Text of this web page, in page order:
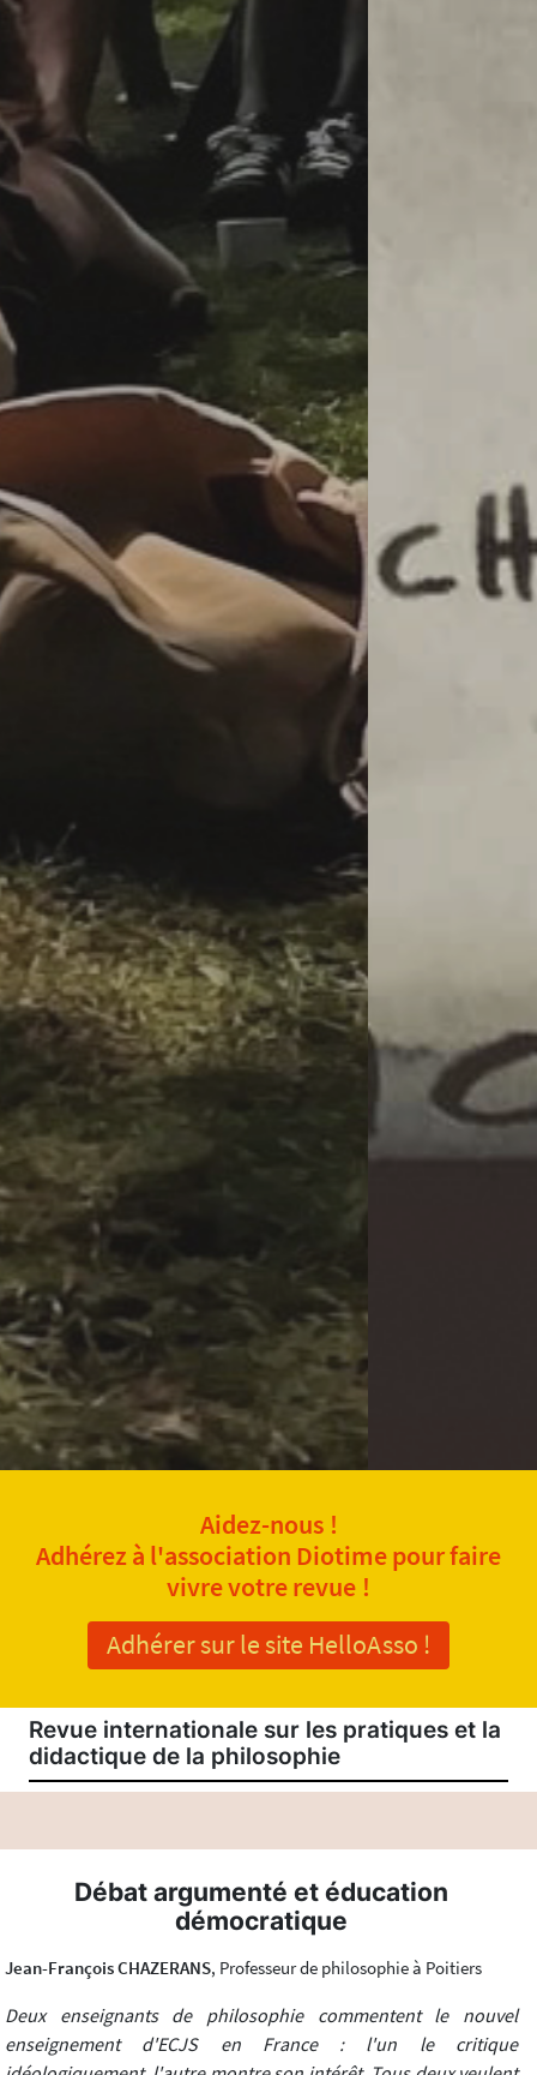
Aidez-nous !
Adhérez à l'association Diotime pour faire
vivre votre revue !
Adhérer sur le site HelloAsso !
Revue internationale sur les pratiques et la
didactique de la philosophie
Débat argumenté et éducation
démocratique
Jean-François CHAZERANS, Professeur de philosophie à Poitiers
Deux enseignants de philosophie commentent le nouvel
enseignement d'ECJS en France : l'un le critique